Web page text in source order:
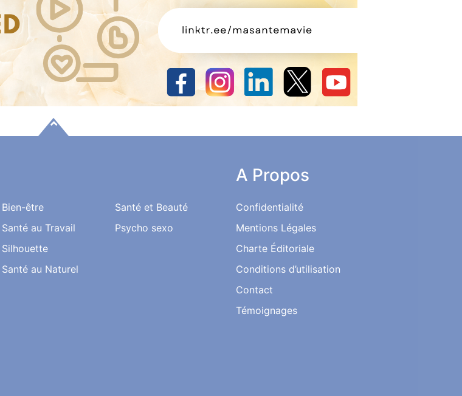
Bien-être
Santé au Travail
Silhouette
Santé au Naturel
Santé et Beauté
Psycho sexo
A Propos
Confidentialité
Mentions Légales
Charte Éditoriale
Conditions d’utilisation
Contact
Témoignages